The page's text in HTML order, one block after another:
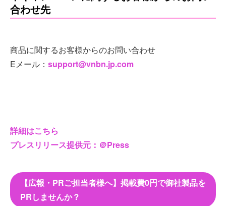
合わせ先
商品に関するお客様からのお問い合わせ
Eメール： support@vnbn.jp.com
詳細はこちら
プレスリリース提供元：＠Press
【広報・PRご担当者様へ】掲載費0円で御社製品を
PRしませんか？